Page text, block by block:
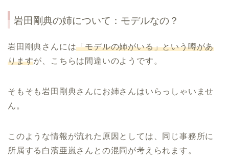
岩田剛典の姉について：モデルなの？
岩田剛典さんには「モデルの姉がいる」という噂があ
りますが、こちらは間違いのようです。
そもそも岩田剛典さんにお姉さんはいらっしゃいませ
ん。
このような情報が流れた原因としては、同じ事務所に
所属する白濱亜嵐さんとの混同が考えられます。